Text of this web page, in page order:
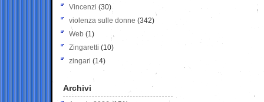
Vincenzi (30)
violenza sulle donne (342)
Web (1)
Zingaretti (10)
zingari (14)
Archivi